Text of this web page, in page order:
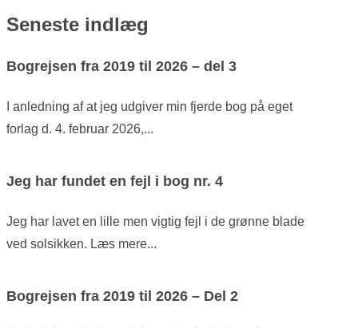
Seneste indlæg
Bogrejsen fra 2019 til 2026 – del 3
I anledning af at jeg udgiver min fjerde bog på eget
forlag d. 4. februar 2026,...
Jeg har fundet en fejl i bog nr. 4
Jeg har lavet en lille men vigtig fejl i de grønne blade
ved solsikken. Læs mere...
Bogrejsen fra 2019 til 2026 – Del 2